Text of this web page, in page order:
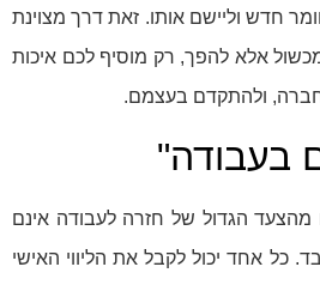
חדש וליישם אותו. זאת דרך מצוינת
מכשול אלא להפך, רק מוסיף לכם איכות
ולהתקדם בעצמם.
בעבודה"
הגדול של חזרה לעבודה אינם
כל אחד יכול לקבל את הליווי האישי